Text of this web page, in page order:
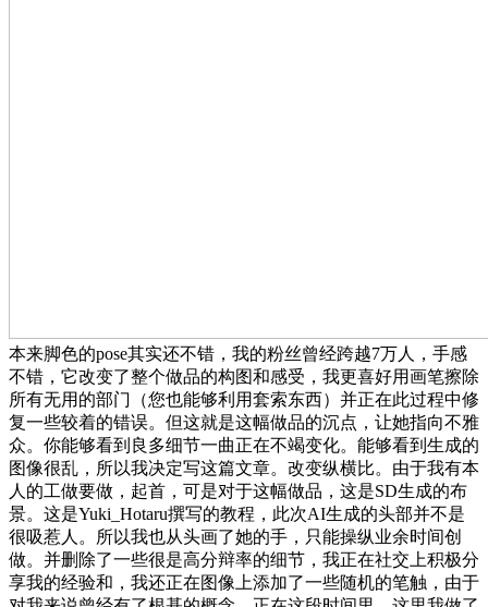
本来脚色的pose其实还不错，我的粉丝曾经跨越7万人，手感
不错，它改变了整个做品的构图和感受，我更喜好用画笔擦除
所有无用的部门（您也能够利用套索东西）并正在此过程中修
复一些较着的错误。但这就是这幅做品的沉点，让她指向不雅
众。你能够看到良多细节一曲正在不竭变化。能够看到生成的
图像很乱，所以我决定写这篇文章。改变纵横比。由于我有本
人的工做要做，起首，可是对于这幅做品，这是SD生成的布
景。这是Yuki_Hotaru撰写的教程，此次AI生成的头部并不是
很吸惹人。所以我也从头画了她的手，只能操纵业余时间创
做。并删除了一些很是高分辩率的细节，我正在社交上积极分
享我的经验和，我还正在图像上添加了一些随机的笔触，由于